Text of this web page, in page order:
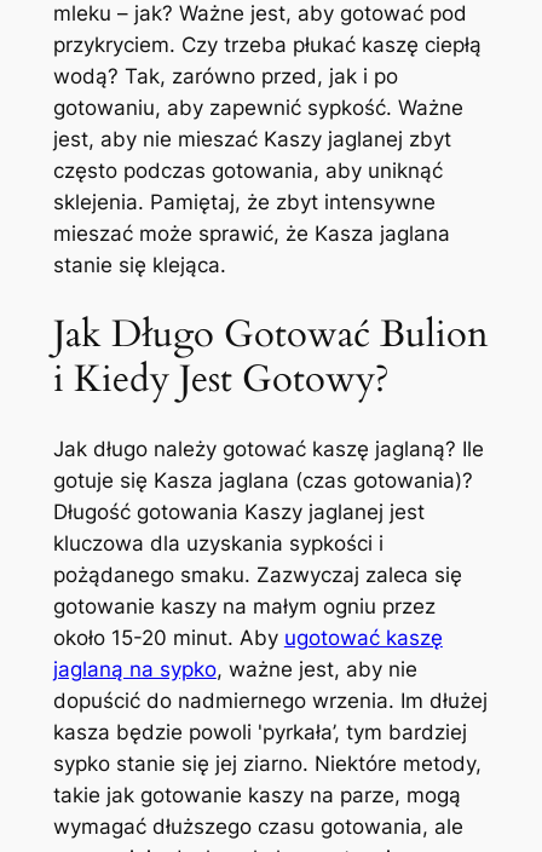
mleku – jak? Ważne jest, aby gotować pod
przykryciem. Czy trzeba płukać kaszę ciepłą
wodą? Tak, zarówno przed, jak i po
gotowaniu, aby zapewnić sypkość. Ważne
jest, aby nie mieszać Kaszy jaglanej zbyt
często podczas gotowania, aby uniknąć
sklejenia. Pamiętaj, że zbyt intensywne
mieszać może sprawić, że Kasza jaglana
stanie się klejąca.
Jak Długo Gotować Bulion
i Kiedy Jest Gotowy?
Jak długo należy gotować kaszę jaglaną? Ile
gotuje się Kasza jaglana (czas gotowania)?
Długość gotowania Kaszy jaglanej jest
kluczowa dla uzyskania sypkości i
pożądanego smaku. Zazwyczaj zaleca się
gotowanie kaszy na małym ogniu przez
około 15-20 minut. Aby ugotować kaszę
jaglaną na sypko, ważne jest, aby nie
dopuścić do nadmiernego wrzenia. Im dłużej
kasza będzie powoli 'pyrkała’, tym bardziej
sypko stanie się jej ziarno. Niektóre metody,
takie jak gotowanie kaszy na parze, mogą
wymagać dłuższego czasu gotowania, ale